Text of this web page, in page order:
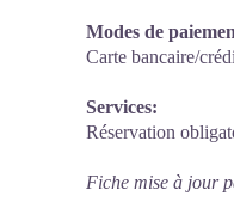
Modes de
Carte bancaire/
Services:
Réservation
Fiche mise à jour